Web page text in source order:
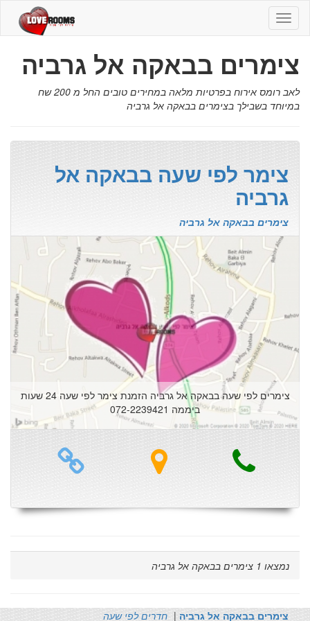
צימרים
בבאקה
גרביה
צימרים בבאקה אל גרביה
לאב רומס אירוח בפרטיות מלאה במחירים טובים החל מ 200 שח
במיוחד בשבילך בצימרים בבאקה אל גרביה
צימר לפי שעה בבאקה אל
גרביה
צימרים בבאקה אל גרביה
צימרים לפי שעה בבאקה אל גרביה הזמנת צימר לפי שעה 24 שעות
ביממה 072-2239421
נמצאו 1 צימרים בבאקה אל גרביה
צימרים בבאקה אל גרביה | חדרים לפי שעה